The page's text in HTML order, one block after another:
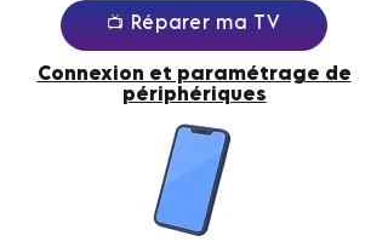
📺 Réparer ma TV
Connexion et paramétrage de
périphériques